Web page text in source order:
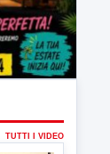
TUTTI I VIDEO